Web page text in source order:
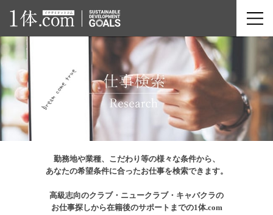
勤務地や業種、こだわり等の様々な条件から、
あなたの希望条件に合ったお仕事を検索できます。
高級志向のクラブ・ニュークラブ・キャバクラの
お仕事探しから在籍後のサポートまでの1体.com